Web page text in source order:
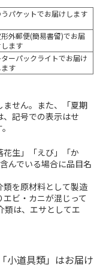
うパケットでお届けします
形外郵便(簡易書留)でお届
します
ターパックライトでお届け
ます
せん。また、「夏期
記号での表示はせ
生」「えび」「か
んでいる場合に品目名
を原材料として製造
ビ・カニが混じって
類は、エサとしてエ
小道具類」はお届け